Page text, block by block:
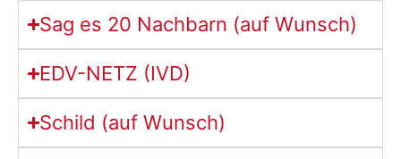
Sag es 20 Nachbarn (auf Wunsch)
EDV-NETZ (IVD)
Schild (auf Wunsch)